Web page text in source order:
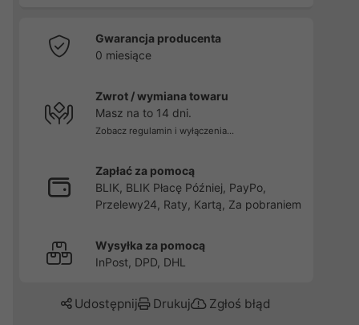
Gwarancja producenta
0 miesiące
Zwrot / wymiana towaru
Masz na to 14 dni.
Zobacz regulamin i wyłączenia...
Zapłać za pomocą
BLIK, BLIK Płacę Później, PayPo,
Przelewy24, Raty, Kartą, Za pobraniem
Wysyłka za pomocą
InPost, DPD, DHL
Udostępnij Drukuj Zgłoś błąd